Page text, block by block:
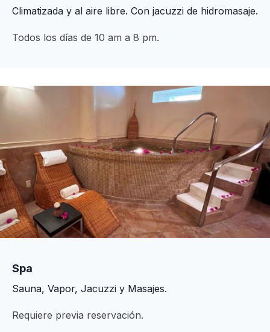
Climatizada y al aire libre. Con jacuzzi de hidromasaje.
Todos los días de 10 am a 8 pm.
Spa
Sauna, Vapor, Jacuzzi y Masajes.
Requiere previa reservación.